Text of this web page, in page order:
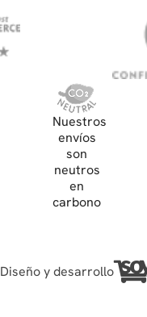
Nuestros
envíos
son
neutros
en
carbono
Diseño y desarrollo